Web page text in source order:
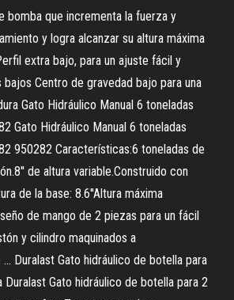
bomba que incrementa la fuerza y
y logra alcanzar su altura máxima
extra bajo, para un ajuste fácil y
Centro de gravedad bajo para una
Gato Hidráulico Manual 6 toneladas
Gato Hidráulico Manual 6 toneladas
950282 Características:6 toneladas de
de altura variable.Construido con
de la base: 8.6''Altura máxima
de mango de 2 piezas para un fácil
y cilindro maquinados a
Duralast Gato hidráulico de botella para
Duralast Gato hidráulico de botella para 2